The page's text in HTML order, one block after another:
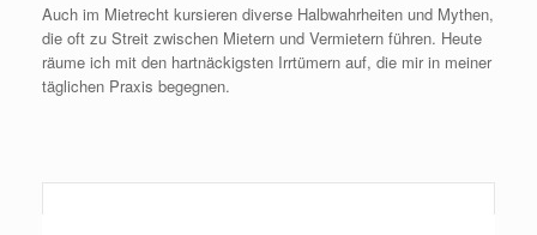
Auch im Mietrecht kursieren diverse Halbwahrheiten und Mythen,
die oft zu Streit zwischen Mietern und Vermietern führen. Heute
räume ich mit den hartnäckigsten Irrtümern auf, die mir in meiner
täglichen Praxis begegnen.